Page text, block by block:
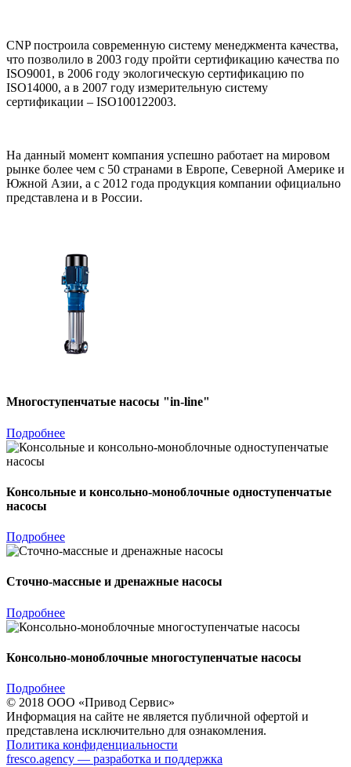
CNP построила современную систему менеджмента качества,
что позволило в 2003 году пройти сертификацию качества по
ISO9001, в 2006 году экологическую сертификацию по
ISO14000, а в 2007 году измерительную систему
сертификации – ISO100122003.
На данный момент компания успешно работает на мировом
рынке более чем с 50 странами в Европе, Северной Америке и
Южной Азии, а с 2012 года продукция компании официально
представлена и в России.
Многоступенчатые насосы "in-line"
Подробнее
Консольные и консольно-моноблочные одноступенчатые
насосы
Подробнее
Сточно-массные и дренажные насосы
Подробнее
Консольно-моноблочные многоступенчатые насосы
Подробнее
© 2018 ООО «Привод Сервис»
Информация на сайте не является публичной офертой и
представлена исключительно для ознакомления.
Политика конфиденциальности
fresco.agency — разработка и поддержка